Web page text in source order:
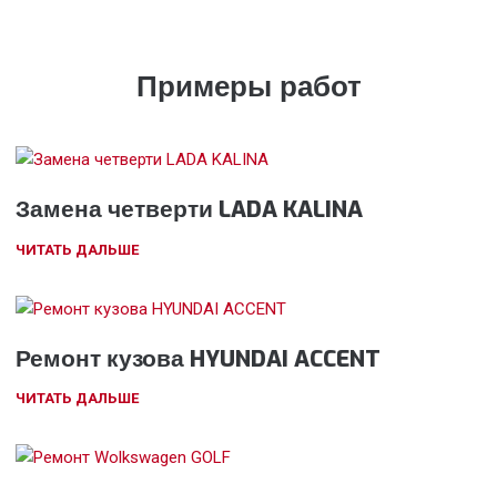
Примеры работ
Замена четверти LADA KALINA
ЧИТАТЬ ДАЛЬШЕ
Ремонт кузова HYUNDAI ACCENT
ЧИТАТЬ ДАЛЬШЕ